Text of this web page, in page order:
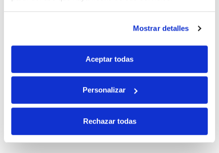
Mostrar detalles
Aceptar todas
Personalizar
Rechazar todas
Si, he leído y acepto la política de protección de datos.
fines comerciales, legitimación: consentimiento, destinatarios: proveedor de
mensajería online, derechos: Acceder, rectificar y suprimir los datos, así como
otros derechos, como se explica en la información adicional.